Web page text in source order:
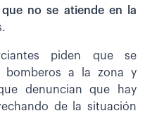
no se atiende en la
piden que se
bomberos a la zona y
denuncian que hay
de la situación